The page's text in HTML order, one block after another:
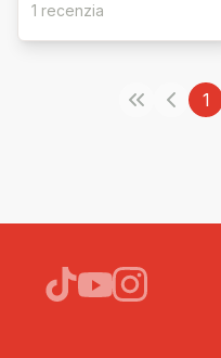
1 recenzia
1